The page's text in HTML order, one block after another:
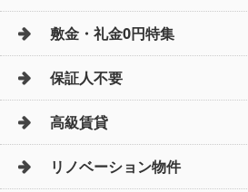
敷金・礼金0円特集
保証人不要
高級賃貸
リノベーション物件